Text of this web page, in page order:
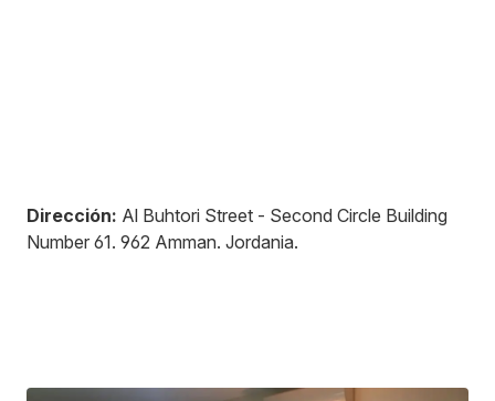
Dirección: Al Buhtori Street - Second Circle Building
Number 61. 962 Amman. Jordania.